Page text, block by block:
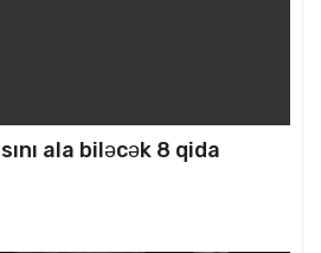
ala biləcək 8 qida